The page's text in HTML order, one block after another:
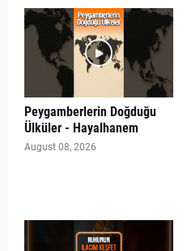
Peygamberlerin Doğduğu
Ülküler - Hayalhanem
August 08, 2026